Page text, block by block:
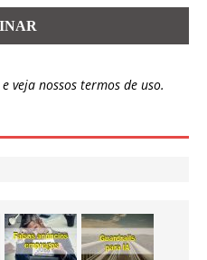
e veja nossos termos de uso.